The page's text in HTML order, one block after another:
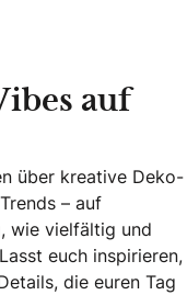
auf
über kreative Deko-
– auf
wie vielfältig und
euch inspirieren,
die euren Tag